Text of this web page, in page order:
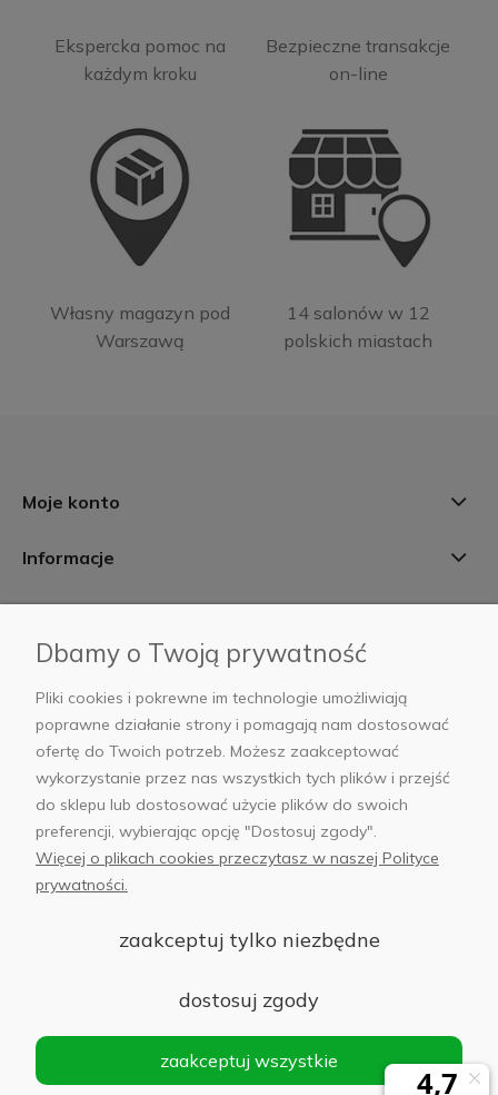
Ekspercka pomoc na
każdym kroku
Bezpieczne transakcje
on-line
Własny magazyn pod
Warszawą
14 salonów w 12
polskich miastach
Moje konto
Informacje
AB Foto
sklep@abfoto.pl
+48 797 971 275
© 2025 Wszelkie prawa zastrzeżone. Serwis własnością:
Sp. z o.o.
Siedziba: 02-486 WARSZAWA, Al. Jerozolimskie 176, NIP
1132646403 KRS nr 0000271999
Dbamy o Twoją prywatność
Pliki cookies i pokrewne im technologie umożliwiają
poprawne działanie strony i pomagają nam dostosować
ofertę do Twoich potrzeb. Możesz zaakceptować
wykorzystanie przez nas wszystkich tych plików i przejść
do sklepu lub dostosować użycie plików do swoich
preferencji, wybierając opcję "Dostosuj zgody".
Więcej o plikach cookies przeczytasz w naszej Polityce
prywatności.
zaakceptuj tylko niezbędne
dostosuj zgody
zaakceptuj wszystkie